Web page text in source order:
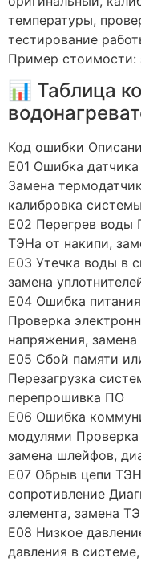
температуры,
тестирование
Пример стоимости:
📊 Таблица
Код ошибки
E01 Ошибка
Замена
калибровка системы
E02 Перегрев воды
ТЭНа от накипи,
E03 Утечка воды в
замена
E04 Ошибка
Проверка
напряжения,
E05 Сбой памяти
Перезагрузка
перепрошивка ПО
E06 Ошибка
модулями
замена шлейфов,
E07 Обрыв цепи
сопротивление
элемента, замена
E08 Низкое
давления в